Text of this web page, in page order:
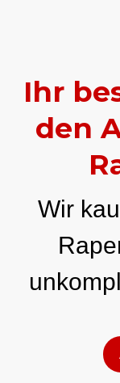
Ihr
den
Wir